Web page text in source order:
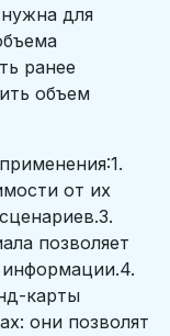
для
ранее
объем
от их
позволяет
карты
они позволят